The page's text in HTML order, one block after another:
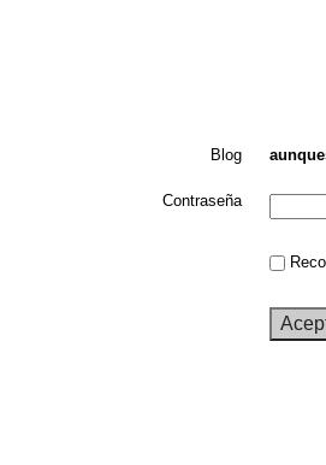
Blog
Contraseña